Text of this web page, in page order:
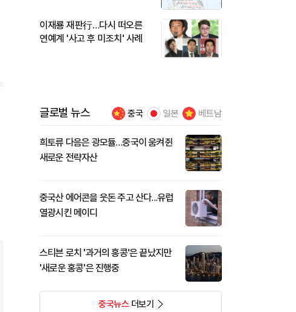
이재룡 재판行…다시 떠오른
연예계 '사고 후 미조치' 사례
글로벌 뉴스 중국 일본 베트남
희토류 다음은 광모듈…중국이 움켜쥔
새로운 전략자산
중국산 에어콘을 웃돈 주고 산다...유럽
열광시킨 메이디
스티븐 로치 '과거의 홍콩'은 끝났지만
'새로운 홍콩'은 진행중
중국뉴스더보기